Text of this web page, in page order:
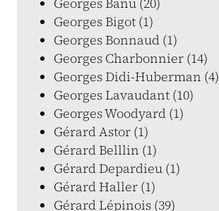
Georges Bigot (1)
Georges Bonnaud (1)
Georges Charbonnier (14)
Georges Didi-Huberman (4)
Georges Lavaudant (10)
Georges Woodyard (1)
Gérard Astor (1)
Gérard Belllin (1)
Gérard Depardieu (1)
Gérard Haller (1)
Gérard Lépinois (39)